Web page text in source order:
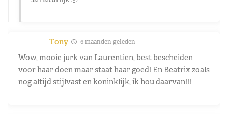
Tony 6 maanden geleden
Wow, mooie jurk van Laurentien, best bescheiden
voor haar doen maar staat haar goed! En Beatrix zoals
nog altijd stijlvast en koninklijk, ik hou daarvan!!!